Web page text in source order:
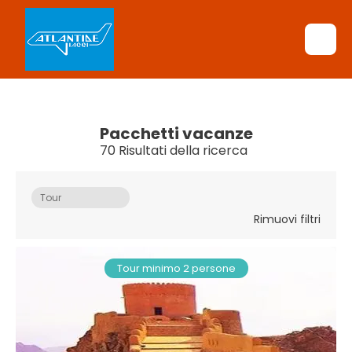
Pacchetti vacanze
70 Risultati della ricerca
Tour
Rimuovi filtri
Tour minimo 2 persone